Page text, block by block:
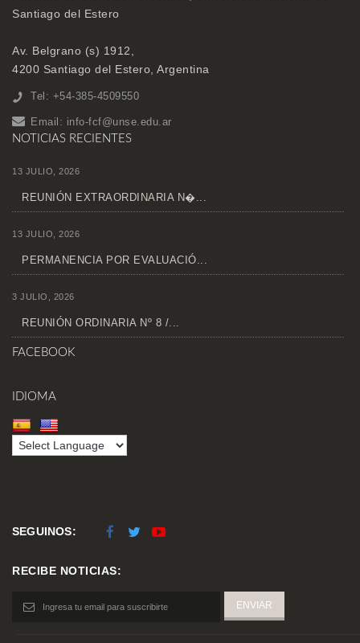
Santiago del Estero
Av. Belgrano (s) 1912,
4200 Santiago del Estero, Argentina
Tel: +54-385-4509550
Email: info-fcf@unse.edu.ar
NOTICIAS RECIENTES
13 JULIO, 2026
REUNIÓN EXTRAORDINARIA N�...
13 JULIO, 2026
PERMANENCIA POR EVALUACIÓ...
3 JULIO, 2026
REUNIÓN ORDINARIA Nº 8 /...
FACEBOOK
IDIOMA
SEGUINOS:
RECIBE NOTICIAS: